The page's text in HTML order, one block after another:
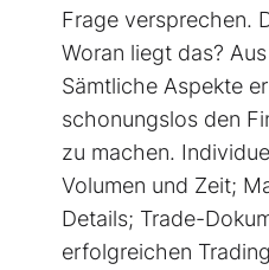
Frage versprechen.
Woran liegt das?
Sämtliche Aspekte
schonungslos den
zu machen.
Volumen und Zeit;
Details; Trade-
erfolgreichen